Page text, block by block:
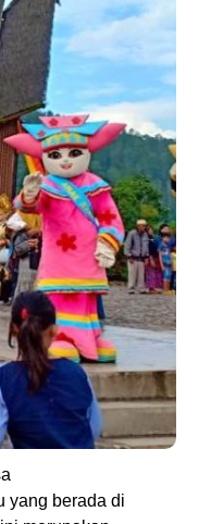
yang berada di